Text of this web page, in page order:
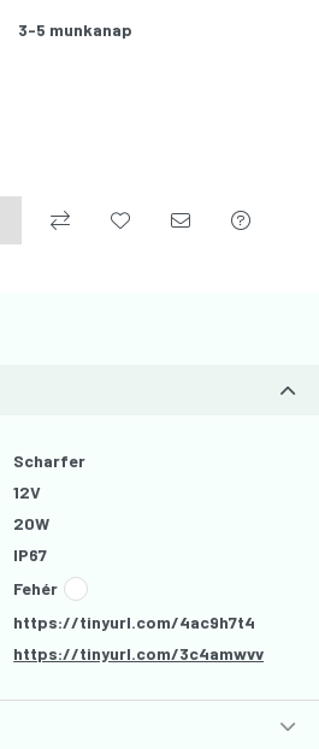
3-5 munkanap
Scharfer
12V
20W
IP67
Fehér
https://tinyurl.com/4ac9h7t4
https://tinyurl.com/3c4amwvv